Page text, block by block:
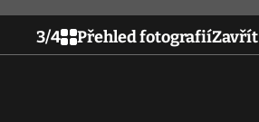
3/4 Přehled fotografiíZavřít